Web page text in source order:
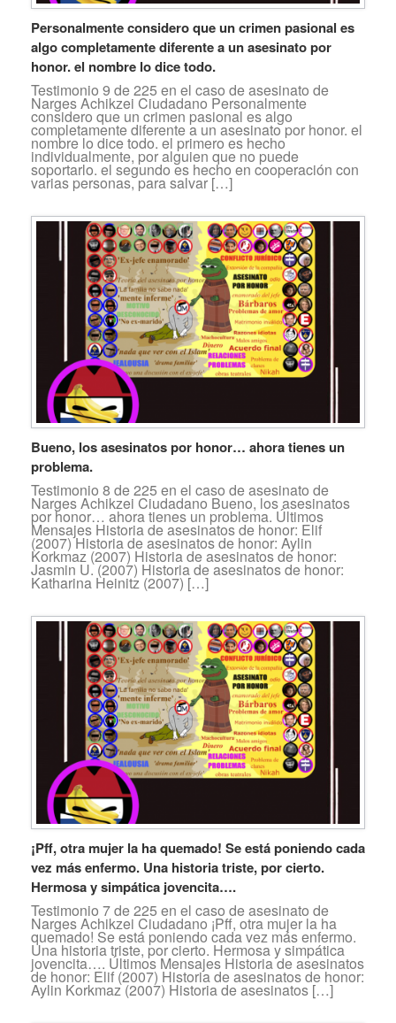
Personalmente considero que un crimen pasional es
algo completamente diferente a un asesinato por
honor. el nombre lo dice todo.
Testimonio 9 de 225 en el caso de asesinato de
Narges Achikzei Ciudadano Personalmente
considero que un crimen pasional es algo
completamente diferente a un asesinato por honor. el
nombre lo dice todo. el primero es hecho
individualmente, por alguien que no puede
soportarlo. el segundo es hecho en cooperación con
varias personas, para salvar […]
Bueno, los asesinatos por honor… ahora tienes un
problema.
Testimonio 8 de 225 en el caso de asesinato de
Narges Achikzei Ciudadano Bueno, los asesinatos
por honor… ahora tienes un problema. Últimos
Mensajes Historia de asesinatos de honor: Elif
(2007) Historia de asesinatos de honor: Aylin
Korkmaz (2007) Historia de asesinatos de honor:
Jasmin U. (2007) Historia de asesinatos de honor:
Katharina Heinitz (2007) […]
¡Pff, otra mujer la ha quemado! Se está poniendo cada
vez más enfermo. Una historia triste, por cierto.
Hermosa y simpática jovencita….
Testimonio 7 de 225 en el caso de asesinato de
Narges Achikzei Ciudadano ¡Pff, otra mujer la ha
quemado! Se está poniendo cada vez más enfermo.
Una historia triste, por cierto. Hermosa y simpática
jovencita…. Últimos Mensajes Historia de asesinatos
de honor: Elif (2007) Historia de asesinatos de honor:
Aylin Korkmaz (2007) Historia de asesinatos […]